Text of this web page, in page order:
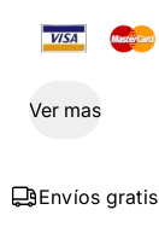
Ver mas
Envíos gratis